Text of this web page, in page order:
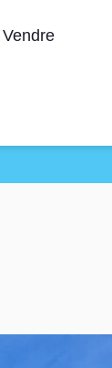
Vendre